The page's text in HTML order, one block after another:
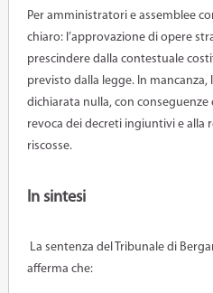
Per amministratori e assemblee
chiaro: l’approvazione di opere
prescindere dalla contestuale
previsto dalla legge. In mancanza,
dichiarata nulla, con
revoca dei decreti ingiuntivi e alla
riscosse.
In sintesi
La sentenza del Tribunale di
afferma che: